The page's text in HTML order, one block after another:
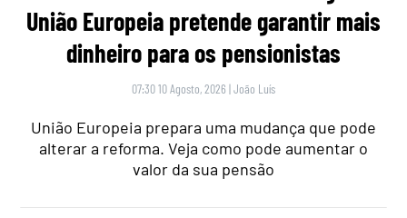
União Europeia pretende garantir mais
dinheiro para os pensionistas
07:30 10 Agosto, 2026 |João Luís
União Europeia prepara uma mudança que pode
alterar a reforma. Veja como pode aumentar o
valor da sua pensão